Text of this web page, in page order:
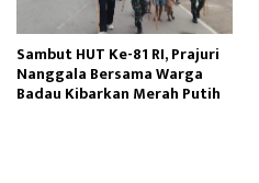
Sambut HUT Ke-81 RI, Prajuri
Nanggala Bersama Warga
Badau Kibarkan Merah Putih